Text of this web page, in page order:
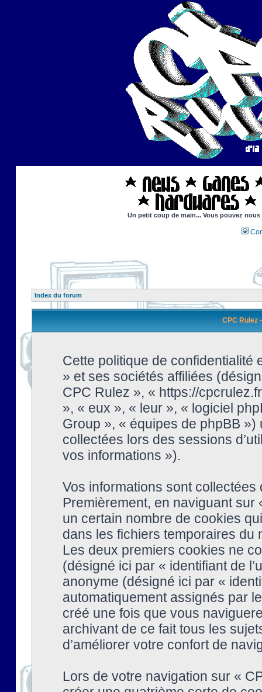
Un petit coup de main... Vous pouvez
Index du forum
CPC Rulez
Cette politique de confidentialité
» et ses sociétés affiliées
CPC Rulez », « https://
», « eux », « leur », « logiciel
Group », « équipes de phpBB
collectées lors des sessions
vos informations »).
Vos informations sont
Premièrement, en naviguant
un certain nombre de cookies
dans les fichiers temporaires du
Les deux premiers cookies ne
(désigné ici par « identifiant de
anonyme (désigné ici par «
automatiquement assignés par
créé une fois que vous
archivant de ce fait tous les
d’améliorer votre confort de
Lors de votre navigation sur «